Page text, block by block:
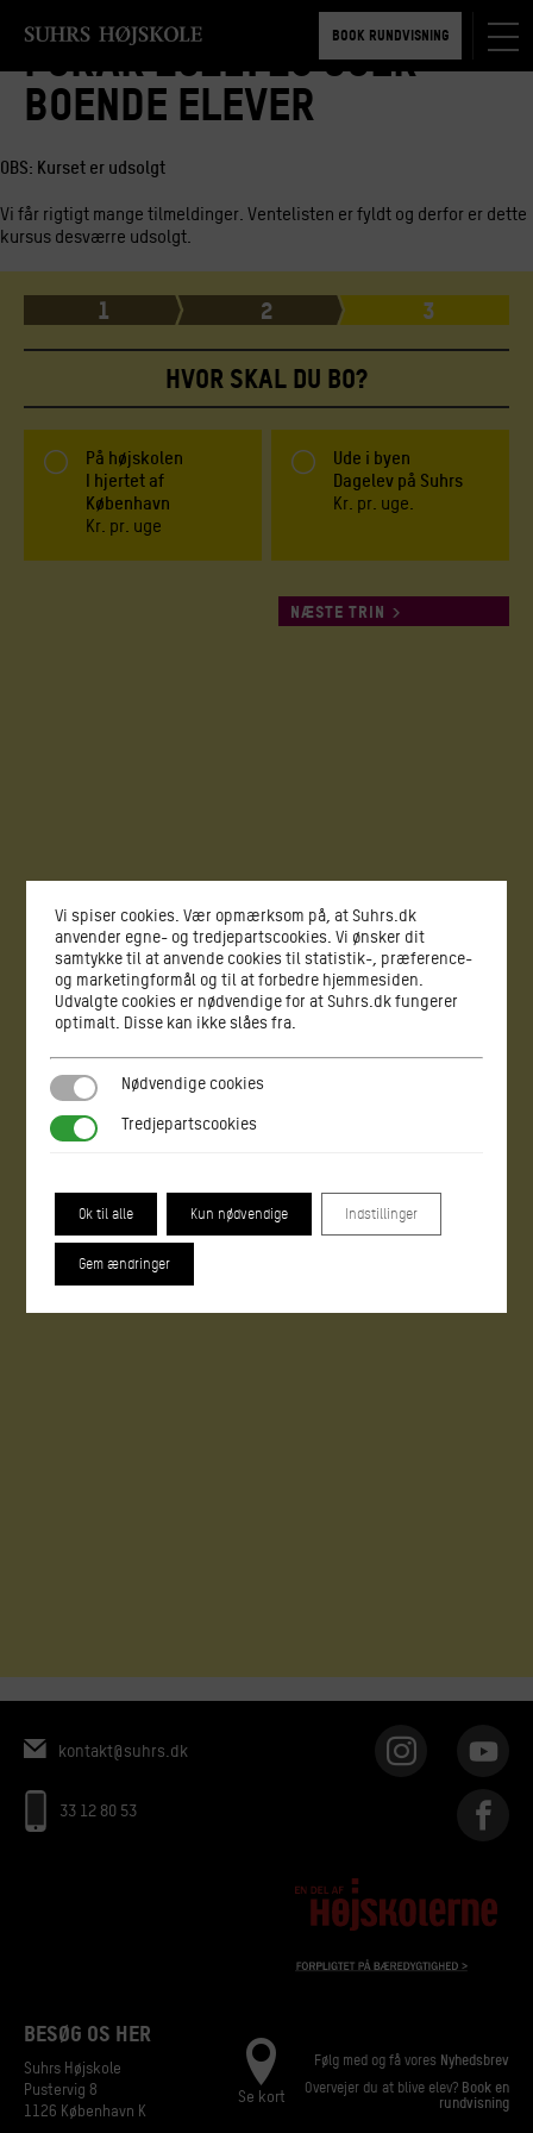
BOOK RUNDVISNING
Forår 2021: 25 uger -
boende elever
OBS: Kurset er udsolgt
Vi får rigtigt mange tilmeldinger. Ventelisten er fyldt og derfor er dette
kursus desværre udsolgt.
1 2 3
HVOR SKAL DU BO?
På højskolen
I hjertet af
København
Kr. pr. uge
Ude i byen
Dagelev på Suhrs
Kr. pr. uge.
NÆSTE TRIN
kontakt@suhrs.dk
33 12 80 53
BESØG OS HER
Suhrs Højskole
Pustervig 8
1126 København K
Se kort
Følg med og få vores Nyhedsbrev
Overvejer du at blive elev? Book en
rundvisning
Vi spiser cookies. Vær opmærksom på, at Suhrs.dk
anvender egne- og tredjepartscookies. Vi ønsker dit
samtykke til at anvende cookies til statistik-, præference-
og marketingformål og til at forbedre hjemmesiden.
Udvalgte cookies er nødvendige for at Suhrs.dk fungerer
optimalt. Disse kan ikke slåes fra.
Nødvendige cookies
Nødvendige cookies
Tredjepartscookies
Tredjepartscookies
Ok til alle Kun nødvendige Indstillinger
Gem ændringer